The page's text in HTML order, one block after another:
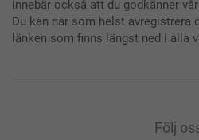
innebär också att du godkänner vår
Du kan när som helst avregistrera
länken som finns längst ned i alla
Följ